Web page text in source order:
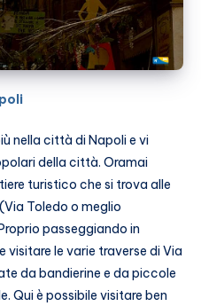
nella città di Napoli e vi
della città. Oramai
turistico che si trova alle
Toledo o meglio
passeggiando in
le varie traverse di Via
da bandierine e da piccole
Qui è possibile visitare ben